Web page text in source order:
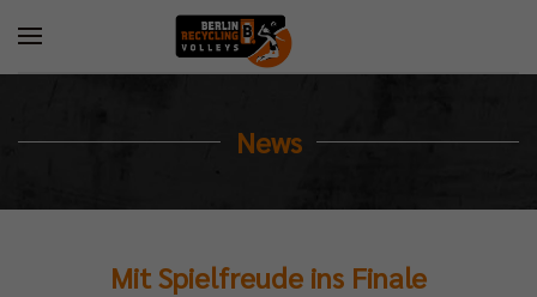
News
Mit Spielfreude ins Finale